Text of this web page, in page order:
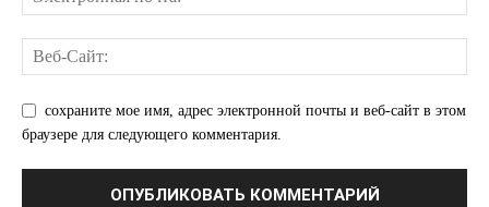
Подписка
Реклама
сохраните мое имя, адрес электронной почты и веб-сайт в этом
браузере для следующего комментария.